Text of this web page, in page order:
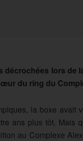
décrochées lors de
du ring du
la boxe avait
ans plus tôt. Mais
au Complexe